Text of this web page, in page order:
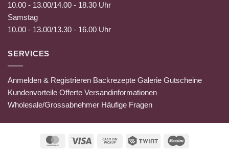
10.00 - 13.00/14.00 - 18.30 Uhr
Samstag
10.00 - 13.00/13.30 - 16.00 Uhr
SERVICES
Anmelden & Registrieren Backrezepte Galerie Gutscheine
Kundenvorteile Offerte Versandinformationen
Wholesale/Grossabnehmer Häufige Fragen
MasterCardVisa
Cash
Twint